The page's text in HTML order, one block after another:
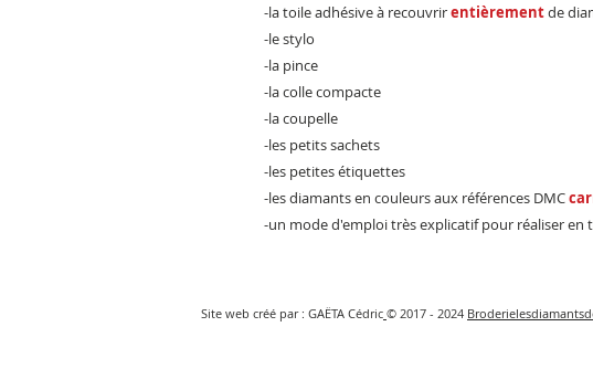
-la toile adhésive à recouvrirentièrementde
-le stylo
-la pince
-la colle compacte
-la coupelle
-les petits sachets
-les petites étiquettes
-les diamants en couleurs aux références DMC
-un mode d'emploi très explicatif pour réaliser en
Site web créé par : GAËTA Cédric © 2017 - 2024